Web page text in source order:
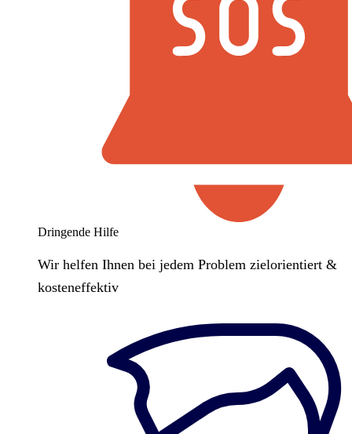
Dringende Hilfe
Wir helfen Ihnen bei jedem Problem zielorientiert &
kosteneffektiv